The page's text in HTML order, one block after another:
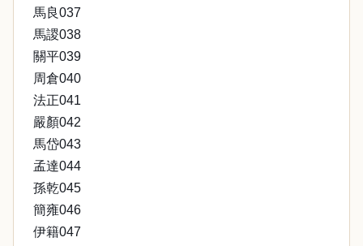
馬良037
馬謖038
關平039
周倉040
法正041
嚴顏042
馬岱043
孟達044
孫乾045
簡雍046
伊籍047